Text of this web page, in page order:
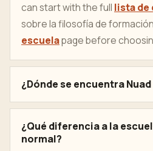
can start with the full lista de
sobre la filosofía de
escuelapage before
¿Dónde se encuentra
¿Qué diferencia a la
normal?